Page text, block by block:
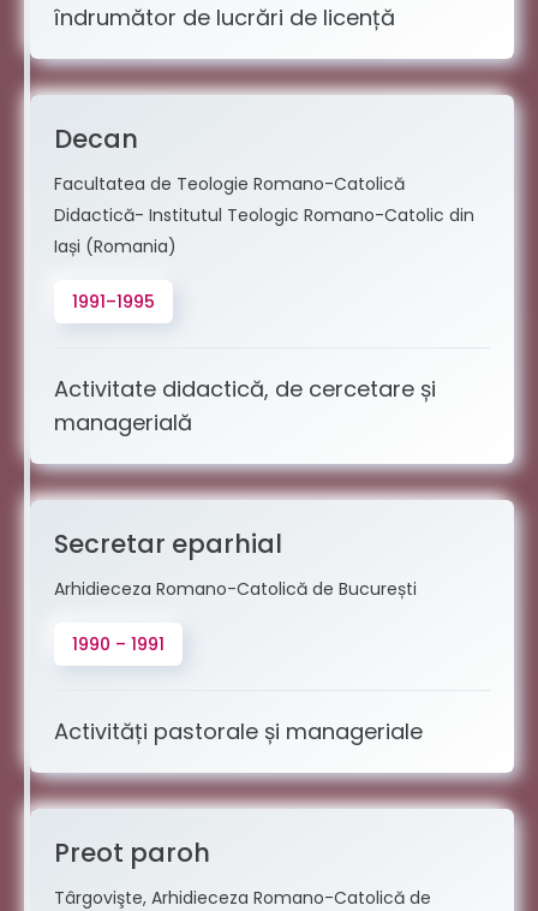
îndrumător de lucrări de licență
Decan
Facultatea de Teologie Romano-Catolică
Didactică- Institutul Teologic Romano-Catolic din
Iași (Romania)
1991–1995
Activitate didactică, de cercetare și
managerială
Secretar eparhial
Arhidieceza Romano-Catolică de București
1990 – 1991
Activități pastorale și manageriale
Preot paroh
Târgovişte, Arhidieceza Romano-Catolică de